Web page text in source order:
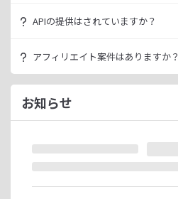
上させることができます。
ご登録済みで制限に到達された場
ッコキーワードでも出力すること
サジェスト情報を出さない仕様にな
今後はサジェスト以外のキーワー
て提供してまいりますので、そち
ございます。
APIの提供はされていますか？
詳細は ラッコキーワードAPIドキュ
い。
アフィリエイト案件はありますか？
ラッコIDアフィリエイトにて、「
ィリエイト案件をお取り扱いいたし
無料のユーザー登録、利用開始（
※ラッコIDの重複登録と思われる場
ません。
ラッコIDアフィリエイトは、「ユ
お知らせ